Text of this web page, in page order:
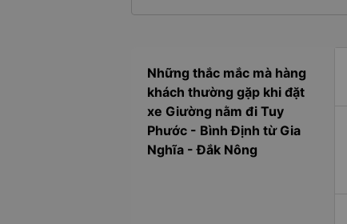
Những thắc mắc mà hàng
khách thường gặp khi đặt
xe Giường nằm đi Tuy
Phước - Bình Định từ Gia
Nghĩa - Đắk Nông